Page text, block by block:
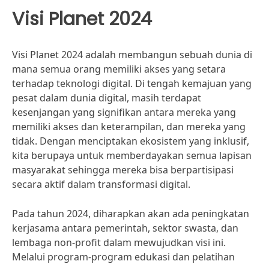
Visi Planet 2024
Visi Planet 2024 adalah membangun sebuah dunia di
mana semua orang memiliki akses yang setara
terhadap teknologi digital. Di tengah kemajuan yang
pesat dalam dunia digital, masih terdapat
kesenjangan yang signifikan antara mereka yang
memiliki akses dan keterampilan, dan mereka yang
tidak. Dengan menciptakan ekosistem yang inklusif,
kita berupaya untuk memberdayakan semua lapisan
masyarakat sehingga mereka bisa berpartisipasi
secara aktif dalam transformasi digital.
Pada tahun 2024, diharapkan akan ada peningkatan
kerjasama antara pemerintah, sektor swasta, dan
lembaga non-profit dalam mewujudkan visi ini.
Melalui program-program edukasi dan pelatihan